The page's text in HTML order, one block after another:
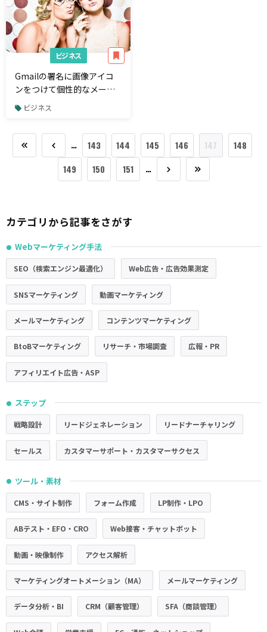
ビジネス
Gmailの署名に画像アイコ
ンをつけて個性的なメール
にしよう！
ビジネス
… 143 144 145 146 147
148
149
150 151 …
カテゴリから記事をさがす
● Webマーケティング手法
SEO（検索エンジン最適化） Web広告・広告効果測定
SNSマーケティング 動画マーケティング
メールマーケティング コンテンツマーケティング
BtoBマーケティング リサーチ・市場調査 広報・PR
アフィリエイト広告・ASP
● ステップ
戦略設計 リードジェネレーション リードナーチャリング
セールス カスタマーサポート・カスタマーサクセス
● ツール・素材
CMS・サイト制作 フォーム作成 LP制作・LPO
ABテスト・EFO・CRO Web接客・チャットボット
動画・映像制作 アクセス解析
マーケティングオートメーション（MA） メールマーケティング
データ分析・BI CRM（顧客管理） SFA（商談管理）